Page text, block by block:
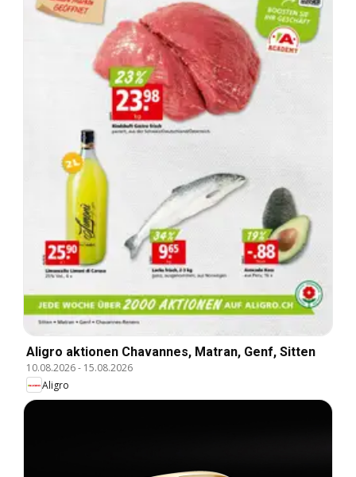
Aligro aktionen Chavannes, Matran, Genf, Sitten
10.08.2026- 15.08.2026
Aligro